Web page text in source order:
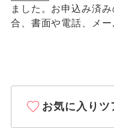
ました。お申込み済
合、書面や電話、メー
お気に入りツ